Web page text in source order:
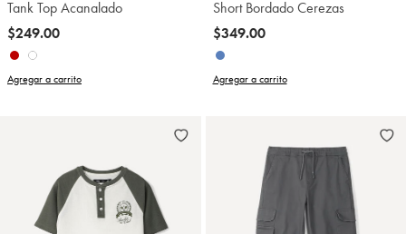
Tank Top Acanalado
$249.00
Agregar a carrito
Short Bordado Cerezas
$349.00
Agregar a carrito